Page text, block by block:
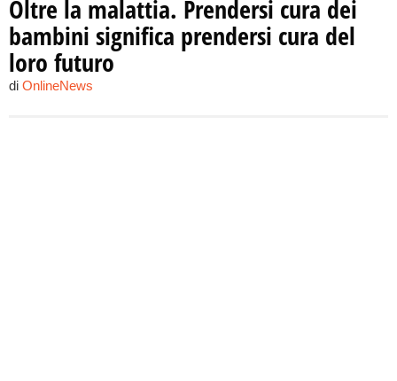
Oltre la malattia. Prendersi cura dei
bambini significa prendersi cura del
loro futuro
di OnlineNews